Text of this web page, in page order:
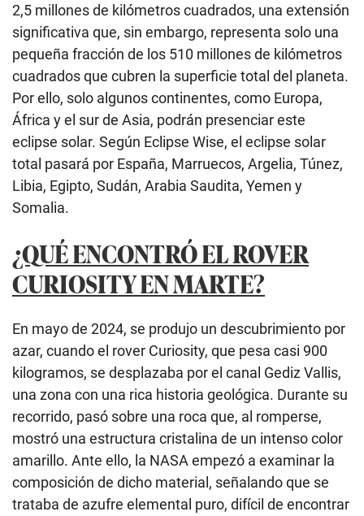
2,5 millones de kilómetros cuadrados, una extensión
significativa que, sin embargo, representa solo una
pequeña fracción de los 510 millones de kilómetros
cuadrados que cubren la superficie total del planeta.
Por ello, solo algunos continentes, como Europa,
África y el sur de Asia, podrán presenciar este
eclipse solar. Según Eclipse Wise, el eclipse solar
total pasará por España, Marruecos, Argelia, Túnez,
Libia, Egipto, Sudán, Arabia Saudita, Yemen y
Somalia.
¿QUÉ ENCONTRÓ EL ROVER
CURIOSITY EN MARTE?
En mayo de 2024, se produjo un descubrimiento por
azar, cuando el rover Curiosity, que pesa casi 900
kilogramos, se desplazaba por el canal Gediz Vallis,
una zona con una rica historia geológica. Durante su
recorrido, pasó sobre una roca que, al romperse,
mostró una estructura cristalina de un intenso color
amarillo. Ante ello, la NASA empezó a examinar la
composición de dicho material, señalando que se
trataba de azufre elemental puro, difícil de encontrar